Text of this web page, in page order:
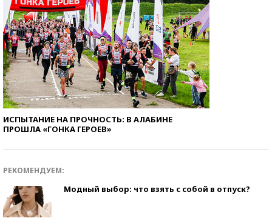
ИСПЫТАНИЕ НА ПРОЧНОСТЬ: В АЛАБИНЕ
ПРОШЛА «ГОНКА ГЕРОЕВ»
РЕКОМЕНДУЕМ:
Модный выбор: что взять с собой в отпуск?